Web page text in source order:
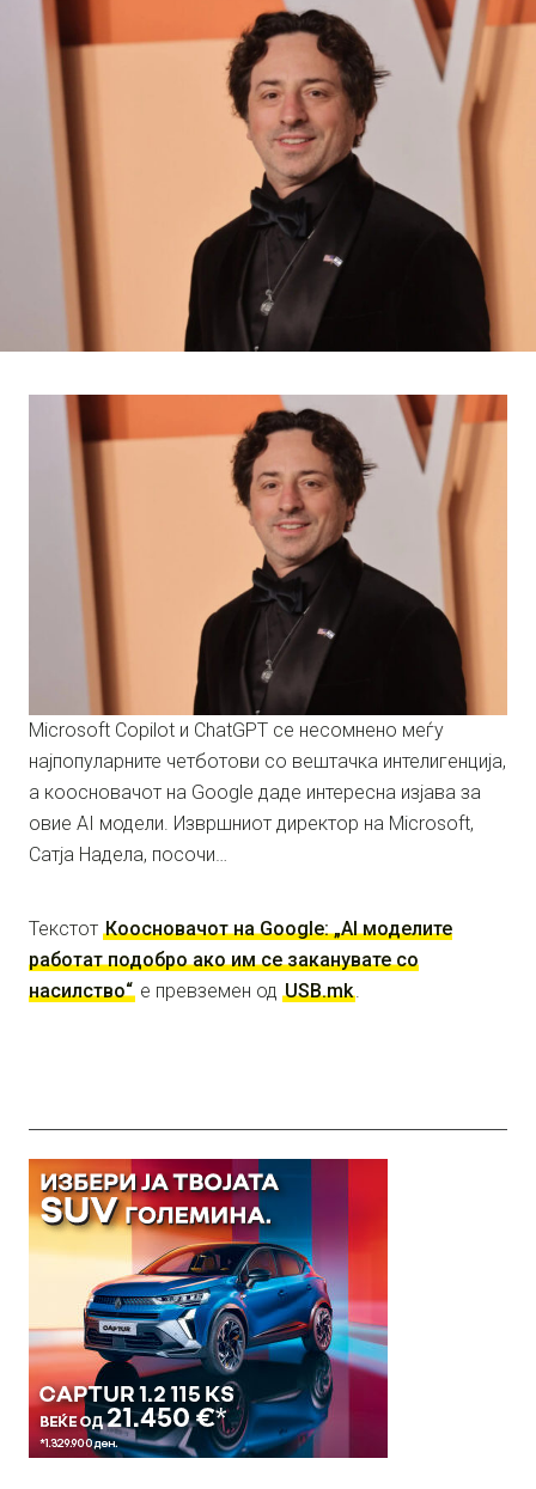
Microsoft Copilot и ChatGPT се несомнено меѓу
најпопуларните четботови со вештачка интелигенција,
а коосновачот на Google даде интересна изјава за
овие AI модели. Извршниот директор на Microsoft,
Сатја Надела, посочи…
Текстот Коосновачот на Google: „AI моделите
работат подобро ако им се заканувате со
насилство“ е превземен од USB.mk